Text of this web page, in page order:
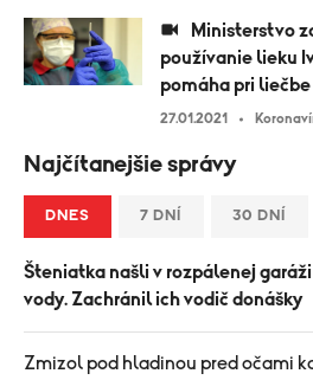
používanie lieku
pomáha pri
27.01.2021
Najčítanejšie správy
DNES 7 DNÍ 30 DNÍ
Šteniatka našli v rozpálenej
vody. Zachránil ich vodič donášky
Zmizol pod hladinou pred očami